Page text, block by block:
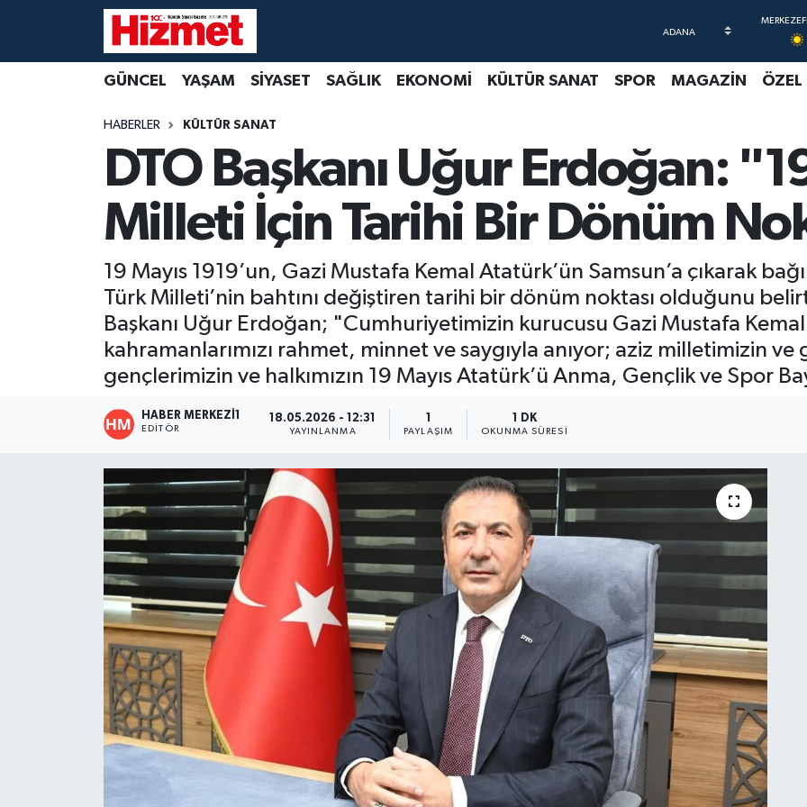
GÜNCEL YAŞAM SİYASET SAĞLIK EKONOMİ KÜLTÜR SANAT SPOR MAGAZİN ÖZEL
HABERLER KÜLTÜR SANAT
DTO Başkanı Uğur Erdoğan:
Milleti İçin Tarihi Bir Dönüm
19 Mayıs 1919’un, Gazi Mustafa Kemal Atatürk’ün Samsun’a çıkarak
Türk Milleti’nin bahtını değiştiren tarihi bir dönüm noktası olduğunu
Başkanı Uğur Erdoğan; "Cumhuriyetimizin kurucusu Gazi Mustafa
kahramanlarımızı rahmet, minnet ve saygıyla anıyor; aziz milletimizin
gençlerimizin ve halkımızın 19 Mayıs Atatürk’ü Anma, Gençlik ve Spor
HABER MERKEZI1
EDITÖR
18.05.2026 - 12:31
YAYINLANMA
1
PAYLAŞIM
1 DK
OKUNMA SÜRESI
KÜLTÜR SANAT
MAGAZİN
ÖZEL HABER
RESMİ REKLAM
Denizli Nöbetçi Eczaneler
Denizli Trafik Yoğunluk Haritası
Süper Lig Puan Durumu ve Fikstür
Son Dakika Haberleri
Haber Arşivi